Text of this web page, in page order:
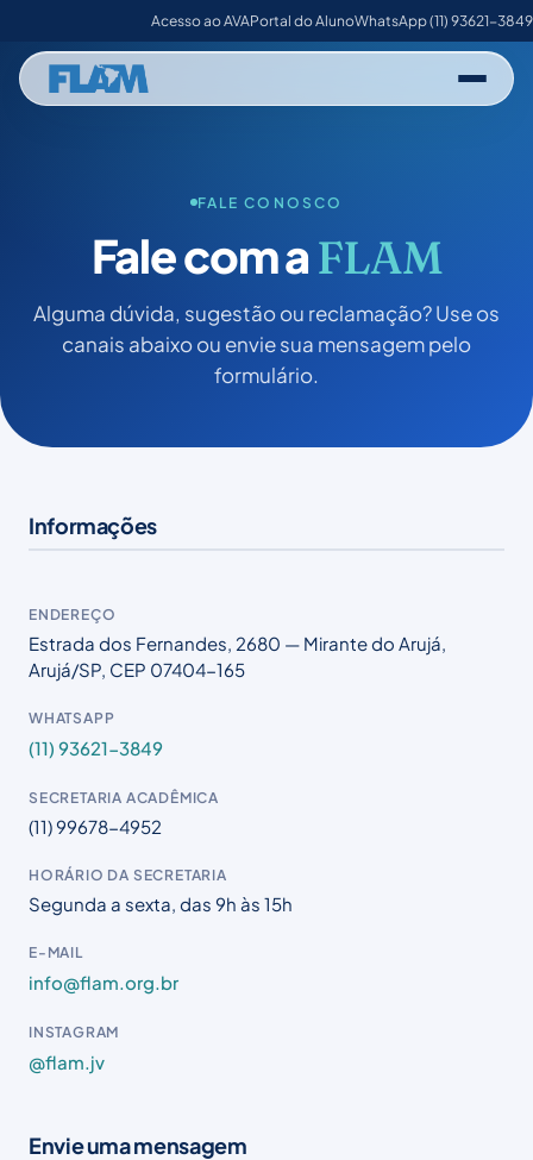
Acesso ao AVAPortal do AlunoWhatsApp (11) 93621-3849
FALE CONOSCO
Fale com aFLAM
Alguma dúvida, sugestão ou reclamação? Use os
canais abaixo ou envie sua mensagem pelo
formulário.
Informações
ENDEREÇO
Estrada dos Fernandes, 2680 — Mirante do Arujá,
Arujá/SP, CEP 07404-165
WHATSAPP
(11) 93621-3849
SECRETARIA ACADÊMICA
(11) 99678-4952
HORÁRIO DA SECRETARIA
Segunda a sexta, das 9h às 15h
E-MAIL
info@flam.org.br
INSTAGRAM
@flam.jv
Envie uma mensagem